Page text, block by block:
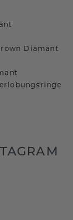
Diamant